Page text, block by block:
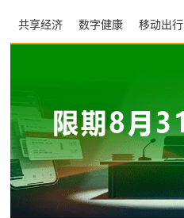
移动出行
数字健康
共享经济